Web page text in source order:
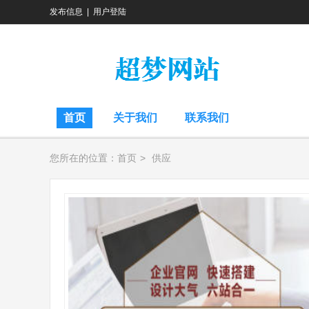
发布信息 用户登陆
首页 关于我们 联系我们
您所在的位置： 首页 > 供应